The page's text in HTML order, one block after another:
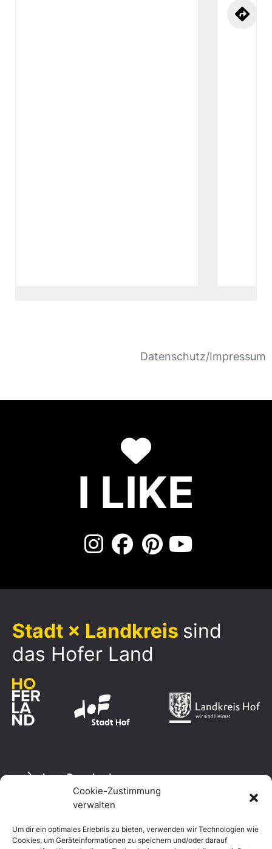
Cookie-Zustimmung
verwalten
Um dir ein optimales Erlebnis zu bieten, verwenden wir Technologien wie
Cookies, um Geräteinformationen zu speichern und/oder darauf
Datenschutz/Impressum
I LIKE
Stadt × Landkreis sind
das Hofer Land
Logo Download
Datenschutzerklärung
Impressum